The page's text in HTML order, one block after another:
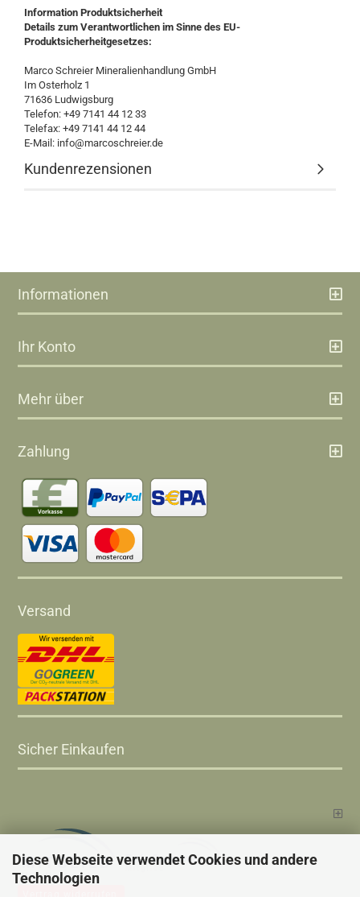
Diese Webseite verwendet Cookies und andere
Technologien
Information Produktsicherheit
Details zum Verantwortlichen im Sinne des EU-
Produktsicherheitgesetzes:
Marco Schreier Mineralienhandlung GmbH
Im Osterholz 1
71636 Ludwigsburg
Telefon: +49 7141 44 12 33
Telefax: +49 7141 44 12 44
E-Mail: info@marcoschreier.de
Kundenrezensionen
Informationen
Ihr Konto
Mehr über
Zahlung
Versand
Sicher Einkaufen